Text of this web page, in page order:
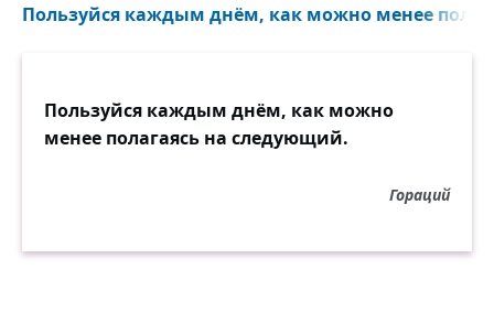
Пользуйся каждым днём, как можно менее
Пользуйся каждым днём, как можно
менее полагаясь на следующий.
Гораций